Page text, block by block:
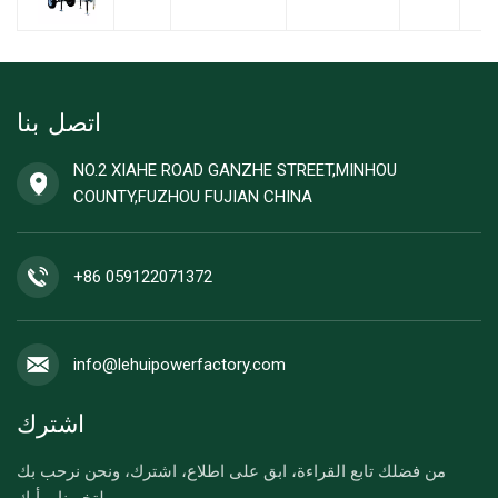
اتصل بنا
NO.2 XIAHE ROAD GANZHE STREET,MINHOU
COUNTY,FUZHOU FUJIAN CHINA
+86 059122071372
info@lehuipowerfactory.com
اشترك
من فضلك تابع القراءة، ابق على اطلاع، اشترك، ونحن نرحب بك